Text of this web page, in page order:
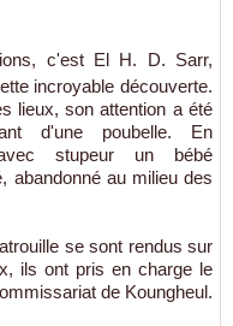
c'est El H. D. Sarr,
incroyable découverte.
lieux, son attention a été
d'une poubelle. En
stupeur un bébé
abandonné au milieu des
se sont rendus sur
ils ont pris en charge le
de Koungheul.